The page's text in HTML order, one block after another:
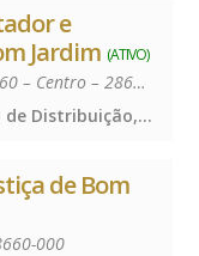
e
Jardim (ATIVO)
Praça Governador Roberto Silveira, 160 – Centro – 28660-000
Registro de Distribuição, Registro de Distribuição, Registro de Distribuição
de Bom
000